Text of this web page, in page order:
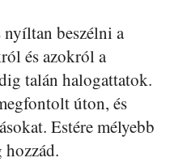
nyíltan beszélni a
és azokról a
talán halogattatok.
úton, és
Estére mélyebb